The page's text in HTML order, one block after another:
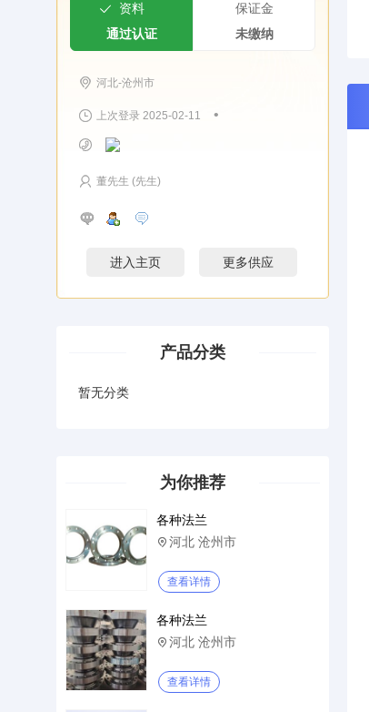
资料
通过认证
保证金
未缴纳
河北-沧州市
上次登录 2025-02-11 •
董先生 (先生)
进入主页 更多供应
产品分类
暂无分类
为你推荐
各种法兰
 河北 沧州市
查看详情
各种法兰
 河北 沧州市
查看详情